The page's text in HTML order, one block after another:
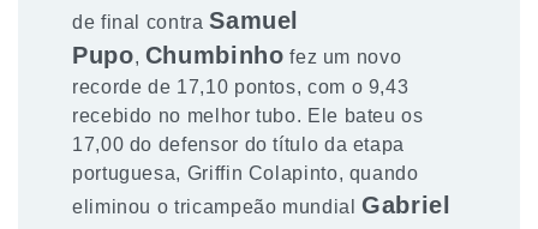
de final contraSamuel
Pupo, Chumbinho fez um novo
recorde de 17,10 pontos, com o 9,43
recebido no melhor tubo. Ele bateu os
17,00 do defensor do título da etapa
portuguesa, Griffin Colapinto, quando
eliminou o tricampeão mundialGabriel